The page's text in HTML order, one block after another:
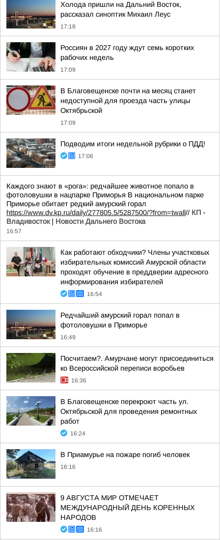
Холода пришли на Дальний Восток,
рассказал синоптик Михаил Леус
17:18
Россиян в 2027 году ждут семь коротких
рабочих недель
17:09
В Благовещенске почти на месяц станет
недоступной для проезда часть улицы
Октябрьской
17:09
Подводим итоги недельной рубрики о ПДД!
17:06
Каждого знают в «рога»: редчайшее животное попало в
фотоловушки в нацпарке Приморья В национальном парке
Приморье обитает редкий амурский горал
https://www.dv.kp.ru/daily/277805.5/5287500/?from=twall// КП -
Владивосток | Новости Дальнего Востока
16:57
Как работают обходчики? Члены участковых
избирательных комиссий Амурской области
проходят обучение в преддверии адресного
информирования избирателей
16:54
Редчайший амурский горал попал в
фотоловушки в Приморье
16:49
Посчитаем?. Амурчане могут присоединиться
ко Всероссийской переписи воробьев
16:36
В Благовещенске перекроют часть ул.
Октябрьской для проведения ремонтных
работ
16:24
В Приамурье на пожаре погиб человек
16:16
9 АВГУСТА МИР ОТМЕЧАЕТ
МЕЖДУНАРОДНЫЙ ДЕНЬ КОРЕННЫХ
НАРОДОВ
16:16